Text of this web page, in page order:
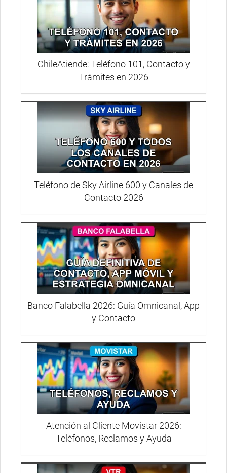
ChileAtiende: Teléfono 101, Contacto y
Trámites en 2026
Teléfono de Sky Airline 600 y Canales de
Contacto 2026
Banco Falabella 2026: Guía Omnicanal, App
y Contacto
Atención al Cliente Movistar 2026:
Teléfonos, Reclamos y Ayuda